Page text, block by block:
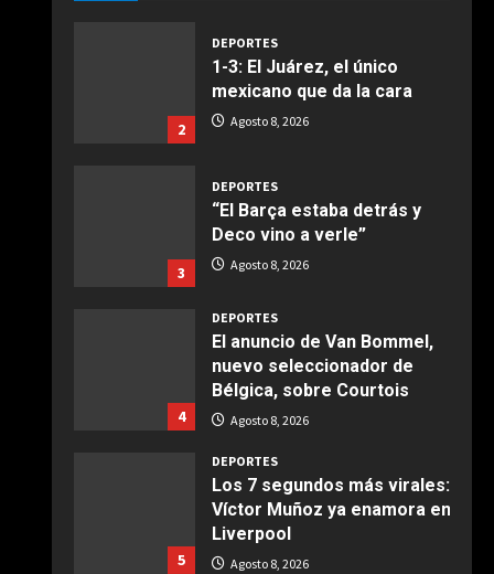
COCINA
Ensalada de espinacas
deliciosa
COCINA
freidora de aire
COCINA
Buñuelos de alcachofas
COCINA
Ternera guisada con
senderuelas
2
DEPORTES
1-3: El Juárez, el único
mexicano que da la cara
Agosto 8, 2026
3
DEPORTES
“El Barça estaba detrás y
Deco vino a verle”
Agosto 8, 2026
4
DEPORTES
El anuncio de Van Bommel,
nuevo seleccionador de
Bélgica, sobre Courtois
Agosto 8, 2026
5
DEPORTES
Los 7 segundos más virales:
Víctor Muñoz ya enamora en
Liverpool
Agosto 8, 2026